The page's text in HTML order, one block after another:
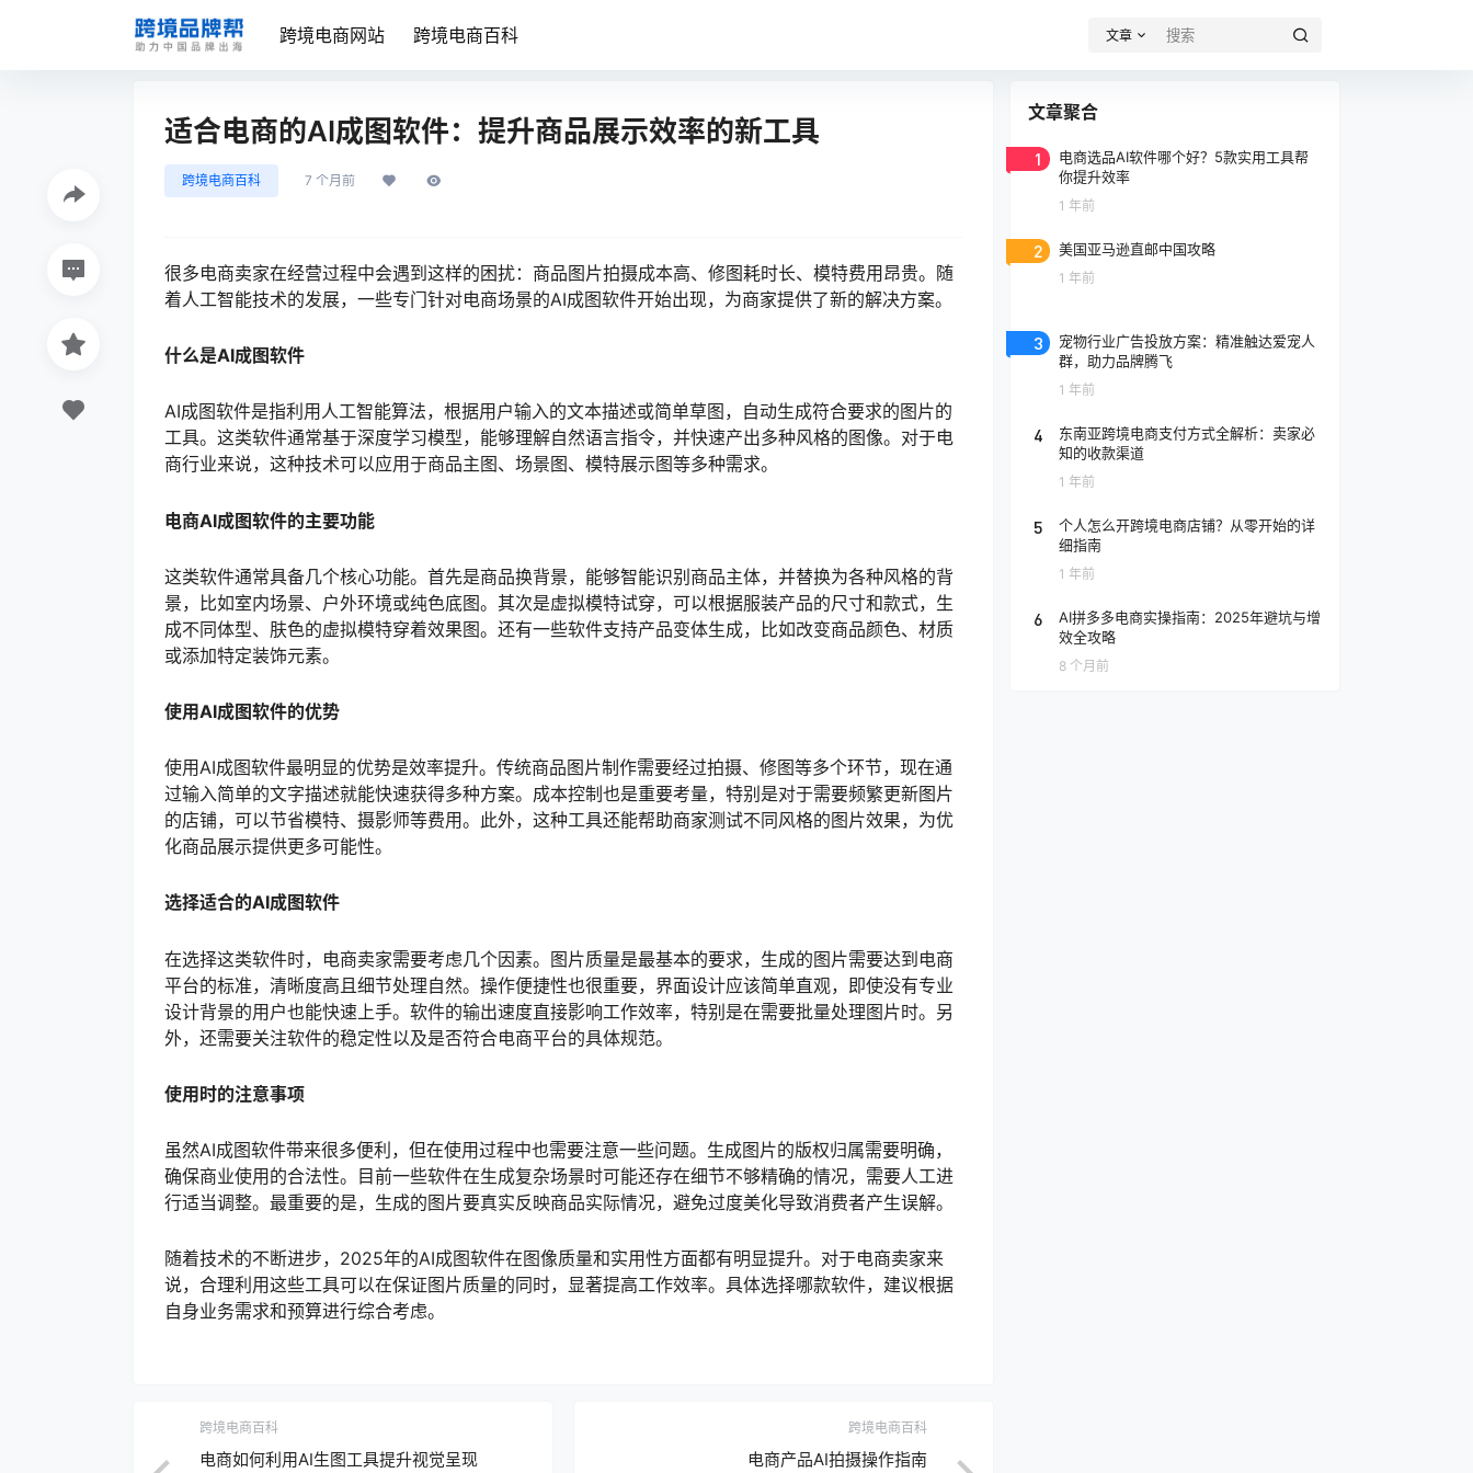
跨境电商网站 跨境电商百科 文章
适合电商的AI成图软件：提升商品展示效率的新工具
跨境电商百科 7 个月前
很多电商卖家在经营过程中会遇到这样的困扰：商品图片拍摄成本高、修图耗时长、模特费用昂贵。随
着人工智能技术的发展，一些专门针对电商场景的AI成图软件开始出现，为商家提供了新的解决方案。
什么是AI成图软件
AI成图软件是指利用人工智能算法，根据用户输入的文本描述或简单草图，自动生成符合要求的图片的
工具。这类软件通常基于深度学习模型，能够理解自然语言指令，并快速产出多种风格的图像。对于电
商行业来说，这种技术可以应用于商品主图、场景图、模特展示图等多种需求。
电商AI成图软件的主要功能
这类软件通常具备几个核心功能。首先是商品换背景，能够智能识别商品主体，并替换为各种风格的背
景，比如室内场景、户外环境或纯色底图。其次是虚拟模特试穿，可以根据服装产品的尺寸和款式，生
成不同体型、肤色的虚拟模特穿着效果图。还有一些软件支持产品变体生成，比如改变商品颜色、材质
或添加特定装饰元素。
使用AI成图软件的优势
使用AI成图软件最明显的优势是效率提升。传统商品图片制作需要经过拍摄、修图等多个环节，现在通
过输入简单的文字描述就能快速获得多种方案。成本控制也是重要考量，特别是对于需要频繁更新图片
的店铺，可以节省模特、摄影师等费用。此外，这种工具还能帮助商家测试不同风格的图片效果，为优
化商品展示提供更多可能性。
选择适合的AI成图软件
在选择这类软件时，电商卖家需要考虑几个因素。图片质量是最基本的要求，生成的图片需要达到电商
平台的标准，清晰度高且细节处理自然。操作便捷性也很重要，界面设计应该简单直观，即使没有专业
设计背景的用户也能快速上手。软件的输出速度直接影响工作效率，特别是在需要批量处理图片时。另
外，还需要关注软件的稳定性以及是否符合电商平台的具体规范。
使用时的注意事项
虽然AI成图软件带来很多便利，但在使用过程中也需要注意一些问题。生成图片的版权归属需要明确，
确保商业使用的合法性。目前一些软件在生成复杂场景时可能还存在细节不够精确的情况，需要人工进
行适当调整。最重要的是，生成的图片要真实反映商品实际情况，避免过度美化导致消费者产生误解。
随着技术的不断进步，2025年的AI成图软件在图像质量和实用性方面都有明显提升。对于电商卖家来
说，合理利用这些工具可以在保证图片质量的同时，显著提高工作效率。具体选择哪款软件，建议根据
自身业务需求和预算进行综合考虑。
跨境电商百科
电商如何利用AI生图工具提升视觉呈现
跨境电商百科
电商产品AI拍摄操作指南
文章聚合
1
电商选品AI软件哪个好？5款实用工具帮
你提升效率
1 年前
2 美国亚马逊直邮中国攻略
1 年前
3
宠物行业广告投放方案：精准触达爱宠人
群，助力品牌腾飞
1 年前
4
东南亚跨境电商支付方式全解析：卖家必
知的收款渠道
1 年前
5
个人怎么开跨境电商店铺？从零开始的详
细指南
1 年前
6
AI拼多多电商实操指南：2025年避坑与增
效全攻略
8 个月前